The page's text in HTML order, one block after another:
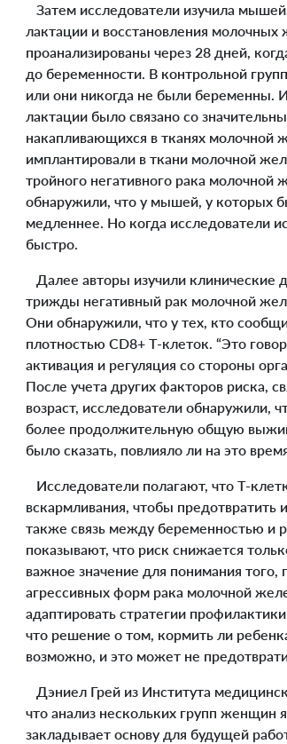
Затем исследователи изучила
лактации и восстановления
проанализированы через 28 дней,
до беременности. В контрольной
или они никогда не были беременны.
лактации было связано со
накапливающихся в тканях молочной
имплантировали в ткани молочной
тройного негативного рака молочной
обнаружили, что у мышей, у которых
медленнее. Но когда исследователи
быстро.
Далее авторы изучили клинические
трижды негативный рак молочной
Они обнаружили, что у тех, кто
плотностью CD8+ Т-клеток. “Это
активация и регуляция со стороны
После учета других факторов риска,
возраст, исследователи
более продолжительную общую
было сказать, повлияло ли на это
Исследователи полагают, что Т-
вскармливания, чтобы
также связь между беременностью и
показывают, что риск снижается
важное значение для понимания
агрессивных форм рака молочной
адаптировать стратегии
что решение о том, кормить ли
возможно, и это может не
Дэниел Грей из Института
что анализ нескольких групп женщин
закладывает основу для будущей